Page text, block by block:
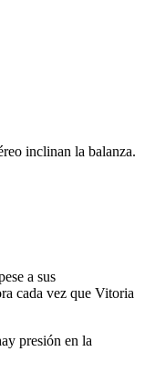
inclinan la balanza.
a sus
cada vez que Vitoria
presión en la